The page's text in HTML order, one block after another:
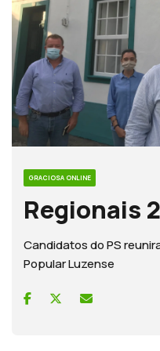
GRACIOSA ONLINE
Regionais
Candidatos do PS
Popular Luzense